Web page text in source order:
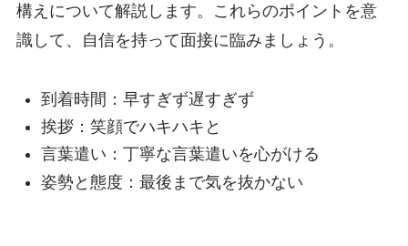
構えについて解説します。これらのポイントを意
識して、自信を持って面接に臨みましょう。
到着時間：早すぎず遅すぎず
挨拶：笑顔でハキハキと
言葉遣い：丁寧な言葉遣いを心がける
姿勢と態度：最後まで気を抜かない